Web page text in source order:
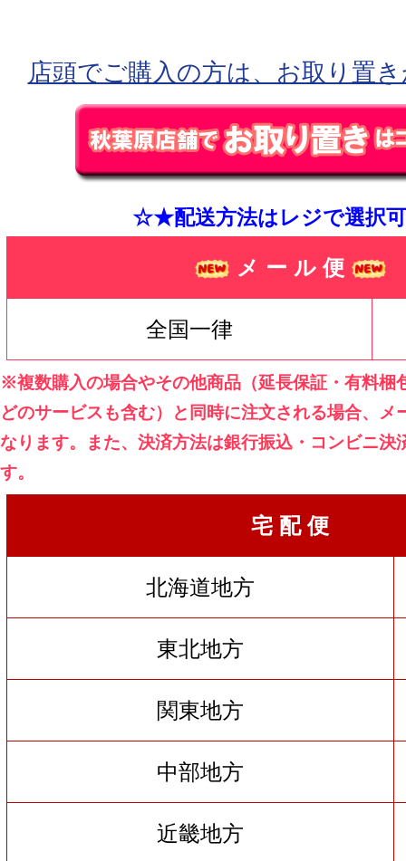
店頭でご購入の方は、お取り置
☆★配送方法はレジで選択
メ ー ル 便
全国一律
※複数購入の場合やその他商品（延長保証・有料梱
どのサービスも含む）と同時に注文される場合、メ
なります。また、決済方法は銀行振込・コンビニ決
す。
宅 配 便
北海道地方
東北地方
関東地方
中部地方
近畿地方